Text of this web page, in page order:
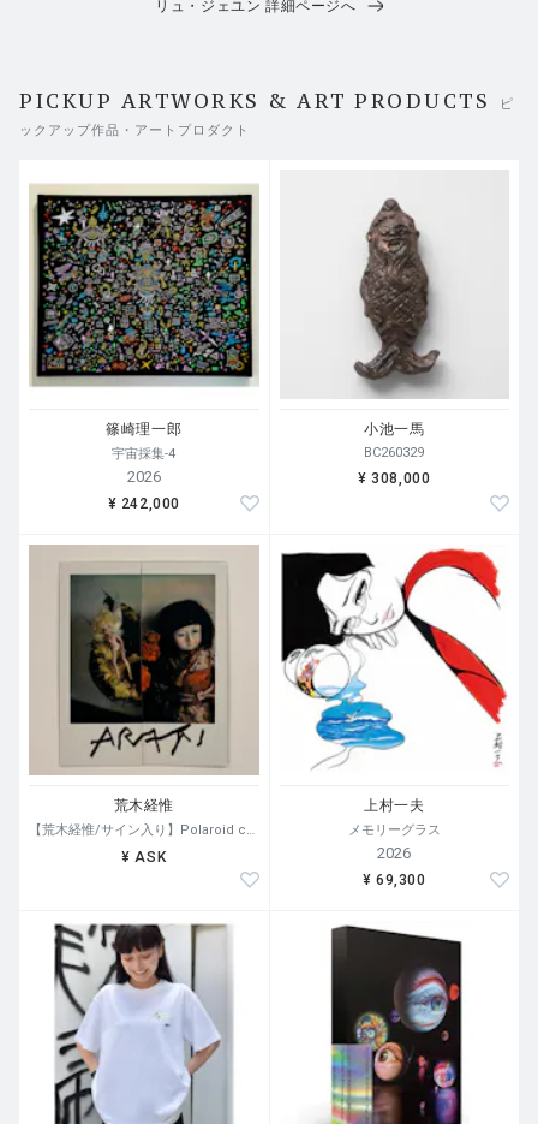
リュ・ジェユン 詳細ページへ
PICKUP ARTWORKS & ART PRODUCTS
ピ
ックアップ作品・アートプロダクト
篠崎理一郎
宇宙採集-4
2026
¥ 242,000
小池一馬
BC260329
¥ 308,000
荒木経惟
¥ ASK
上村一夫
メモリーグラス
2026
¥ 69,300